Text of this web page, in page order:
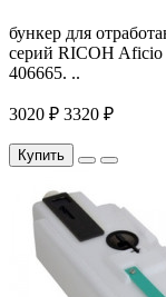
бункер для
серий RICOH
406665. ..
3020 ₽ 3320 ₽
Купить